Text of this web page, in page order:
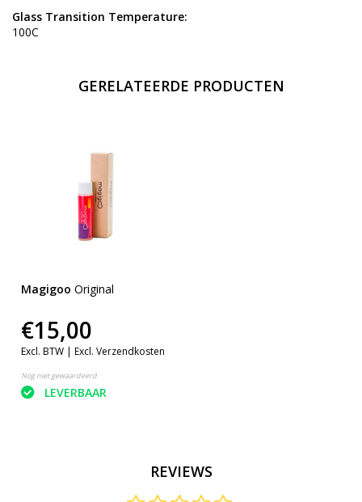
Glass Transition Temperature:
100C
GERELATEERDE PRODUCTEN
Magigoo Original
€15,00
Excl. BTW | Excl. Verzendkosten
Nog niet gewaardeerd
LEVERBAAR
REVIEWS